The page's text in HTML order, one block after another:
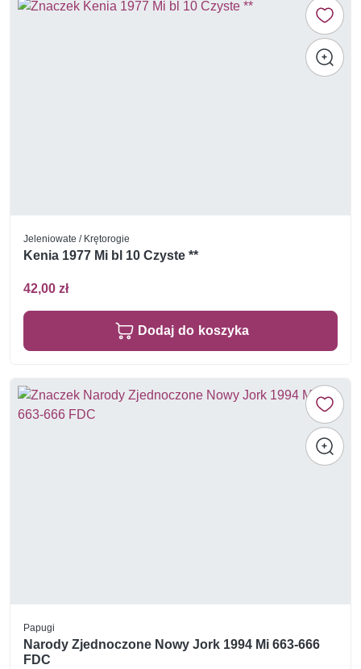
Jeleniowate / Krętorogie
Kenia 1977 Mi bl 10 Czyste **
42,00 zł
Dodaj do koszyka
Papugi
Narody Zjednoczone Nowy Jork 1994 Mi 663-666
FDC